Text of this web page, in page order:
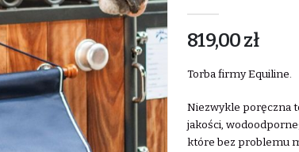
819,00 zł
Torba firmy Equiline.
Niezwykle poręczna
jakości,
które bez problemu